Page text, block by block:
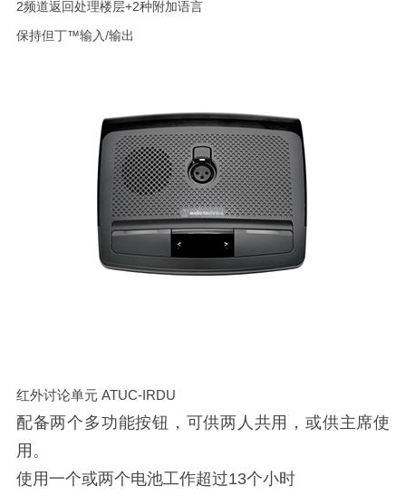
2频道返回处理楼层+2种附加语言
保持但丁™输入/输出
红外讨论单元 ATUC-IRDU
配备两个多功能按钮，可供两人共用，或供主席使
用。
使用一个或两个电池工作超过13个小时